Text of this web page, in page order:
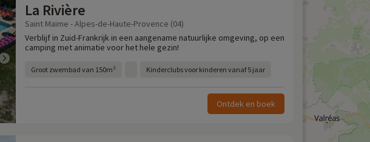
La Rivière
Saint Maime - Alpes-de-Haute-Provence (04)
Verblijf in Zuid-Frankrijk in een aangename natuurlijke omgeving, op een
camping met animatie voor het hele gezin!
Groot zwembad van 150m² Kinderclubs voor kinderen vanaf 5 jaar
Ontdek en boek